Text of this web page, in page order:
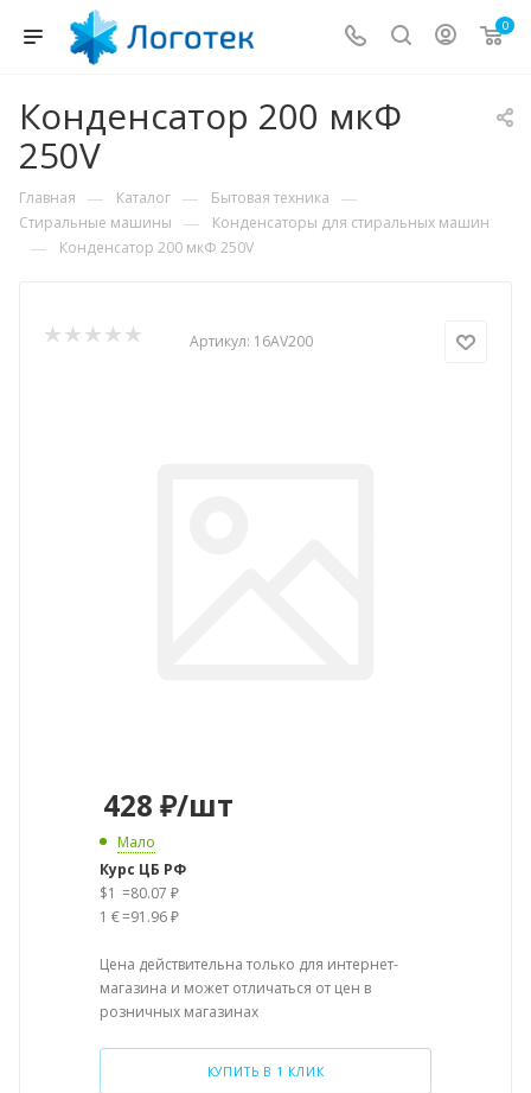
0
Конденсатор 200 мкФ
250V
Главная — Каталог — Бытовая техника —
Стиральные машины — Конденсаторы для стиральных машин
— Конденсатор 200 мкФ 250V
Артикул: 16AV200
428 ₽/шт
Мало
Курс ЦБ РФ
$1 =80.07 ₽
1 €=91.96 ₽
Цена действительна только для интернет-
магазина и может отличаться от цен в
розничных магазинах
КУПИТЬ В 1 КЛИК